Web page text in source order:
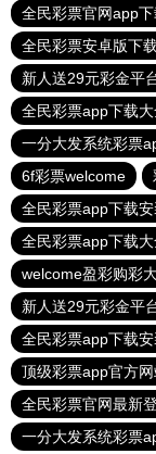
全民彩票官网app
全民彩票安卓版下
新人送29元彩金平
全民彩票app下载
一分大发系统彩票
6f彩票welcome
全民彩票app下载
全民彩票app下载
welcome盈彩购彩
新人送29元彩金平
全民彩票app下载
顶级彩票app官方
全民彩票官网最新
一分大发系统彩票